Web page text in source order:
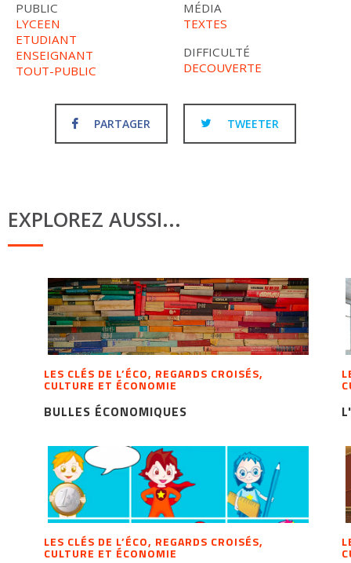
PUBLIC
LYCEEN
ETUDIANT
ENSEIGNANT
TOUT-PUBLIC
MÉDIA
TEXTES
DIFFICULTÉ
DECOUVERTE
PARTAGER TWEETER
EXPLOREZ AUSSI...
LES CLÉS DE L’ÉCO, REGARDS CROISÉS,
CULTURE ET ÉCONOMIE
BULLES ÉCONOMIQUES
LES CLÉS DE L’ÉCO, REGARDS CROISÉS,
CULTURE ET ÉCONOMIE